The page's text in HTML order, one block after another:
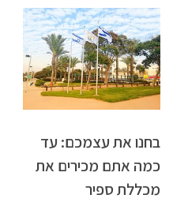
בחנו את עצמכם: עד
כמה אתם מכירים את
מכללת ספיר